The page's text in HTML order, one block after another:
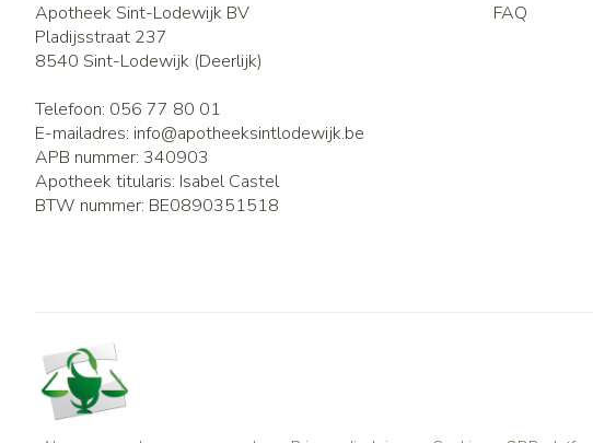
Apotheek Sint-Lodewijk BV
Pladijsstraat 237
8540 Sint-Lodewijk (Deerlijk)
Telefoon: 056 77 80 01
E-mailadres: info@apotheeksintlodewijk.be
APB nummer: 340903
Apotheek titularis: Isabel Castel
BTW nummer: BE0890351518
FAQ